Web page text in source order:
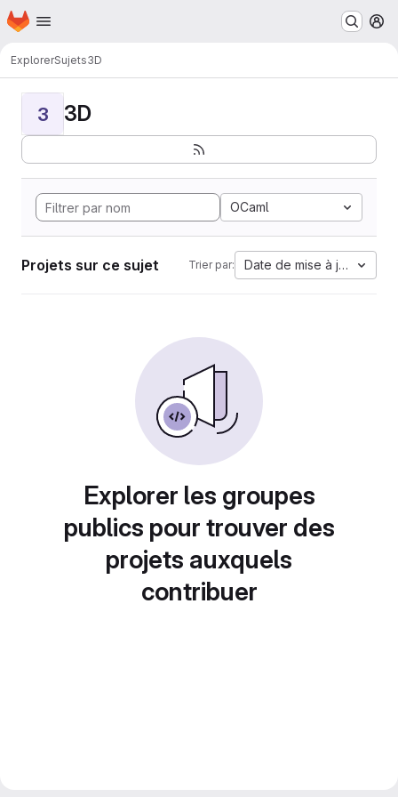
Passer au contenu principal
Page d'accueil
ExplorerSujets3D
3 3D
OCaml
Projets sur ce sujet Trier par: Date de mise à jour
Explorer les groupes
publics pour trouver des
projets auxquels
contribuer